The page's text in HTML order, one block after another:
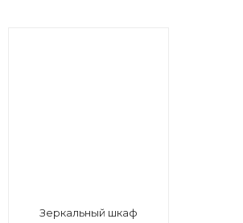
Зеркальный шкаф